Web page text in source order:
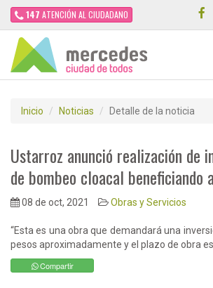
147 ATENCIÓN AL CIUDADANO
Inicio Noticias Detalle de la noticia
Ustarroz anunció realización de
de bombeo cloacal beneficiando
08 de oct, 2021 Obras y Servicios
“Esta es una obra que demandará una
pesos aproximadamente y el plazo de obra
Compartir